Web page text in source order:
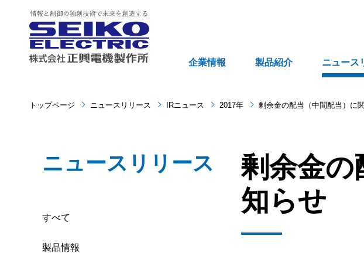
企業情報 製品紹介 ニュース
トップページ ニュースリリース IRニュース 2017年 剰余金の配当（中間配当）に
剰余金の
知らせ
ニュースリリース
すべて
製品情報